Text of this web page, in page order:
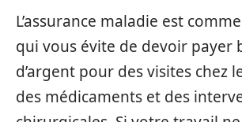
L’assurance maladie est
qui vous évite de devoir payer
d’argent pour des visites chez
des médicaments et des